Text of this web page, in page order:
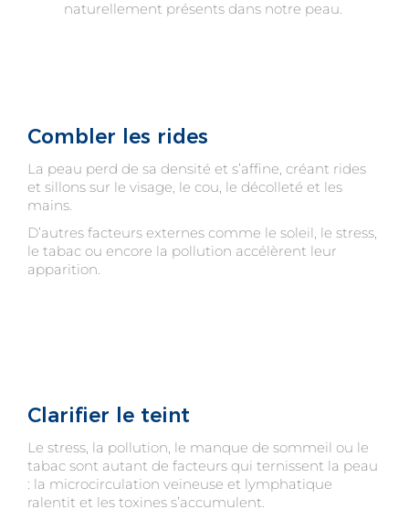
naturellement présents dans notre peau.
Combler les rides
La peau perd de sa densité et s’affine, créant rides
et sillons sur le visage, le cou, le décolleté et les
mains.
D’autres facteurs externes comme le soleil, le stress,
le tabac ou encore la pollution accélèrent leur
apparition.
Clarifier le teint
Le stress, la pollution, le manque de sommeil ou le
tabac sont autant de facteurs qui ternissent la peau
: la microcirculation veineuse et lymphatique
ralentit et les toxines s’accumulent.